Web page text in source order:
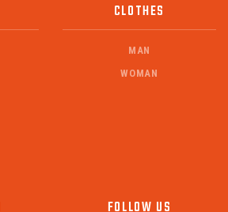
CLOTHES
MAN
WOMAN
FOLLOW US